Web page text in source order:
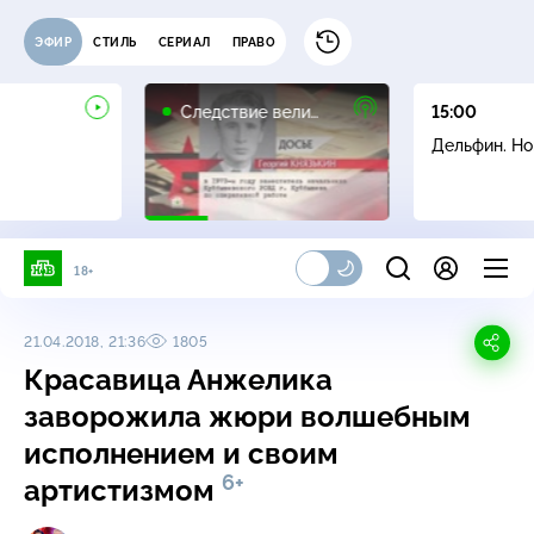
ЭФИР СТИЛЬ СЕРИАЛ ПРАВО
Следствие вели…
16+
15:00
Дельфин.
18+
21.04.2018, 21:36 1805
Красавица Анжелика
заворожила жюри волшебным
исполнением и своим
артистизмом 6+